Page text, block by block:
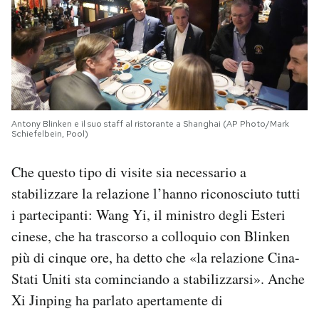
Antony Blinken e il suo staff al ristorante a Shanghai (AP Photo/Mark
Schiefelbein, Pool)
Che questo tipo di visite sia necessario a
stabilizzare la relazione l’hanno riconosciuto tutti
i partecipanti: Wang Yi, il ministro degli Esteri
cinese, che ha trascorso a colloquio con Blinken
più di cinque ore, ha detto che «la relazione Cina-
Stati Uniti sta cominciando a stabilizzarsi». Anche
Xi Jinping ha parlato apertamente di